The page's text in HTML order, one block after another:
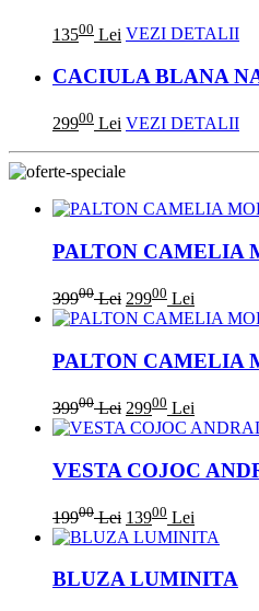
13500 Lei VEZI DETALII
CACIULA BLANA
29900 Lei VEZI DETALII
PALTON CAMELIA
39900Lei 29900 Lei
PALTON CAMELIA
39900Lei 29900 Lei
VESTA COJOC
19900Lei 13900 Lei
BLUZA LUMINITA